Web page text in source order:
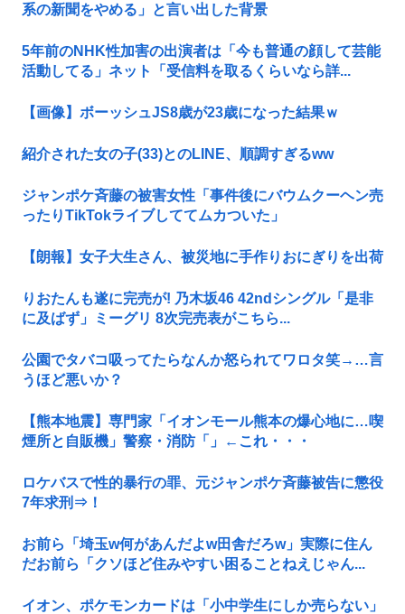
系の新聞をやめる」と言い出した背景
5年前のNHK性加害の出演者は「今も普通の顔して芸能
活動してる」ネット「受信料を取るくらいなら詳...
【画像】ボーッシュJS8歳が23歳になった結果ｗ
紹介された女の子(33)とのLINE、順調すぎるww
ジャンポケ斉藤の被害女性「事件後にバウムクーヘン売
ったりTikTokライブしててムカついた」
【朗報】女子大生さん、被災地に手作りおにぎりを出荷
りおたんも遂に完売が! 乃木坂46 42ndシングル「是非
に及ばず」ミーグリ 8次完売表がこちら...
公園でタバコ吸ってたらなんか怒られてワロタ笑→…言
うほど悪いか？
【熊本地震】専門家「イオンモール熊本の爆心地に…喫
煙所と自販機」警察・消防「」←これ・・・
ロケバスで性的暴行の罪、元ジャンポケ斉藤被告に懲役
7年求刑⇒！
お前ら「埼玉w何があんだよw田舎だろw」実際に住ん
だお前ら「クソほど住みやすい困ることねえじゃん...
イオン、ポケモンカードは「小中学生にしか売らない」